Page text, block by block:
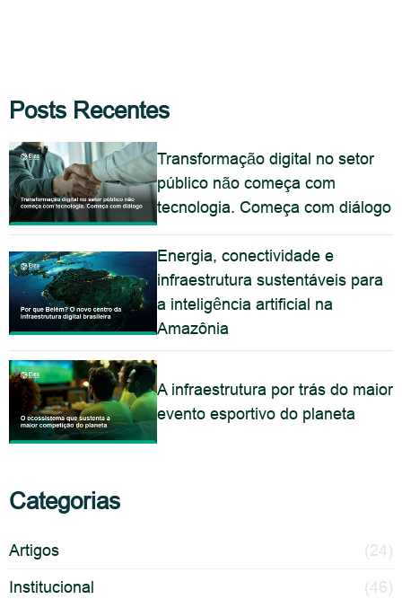
Posts Recentes
Transformação digital no setor
público não começa com
tecnologia. Começa com diálogo
Energia, conectividade e
infraestrutura sustentáveis para
a inteligência artificial na
Amazônia
A infraestrutura por trás do maior
evento esportivo do planeta
Categorias
Artigos
(24)
Institucional
(46)